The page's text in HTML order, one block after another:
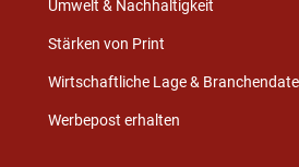
Umwelt & Nachhaltigkeit
Stärken von Print
Wirtschaftliche Lage &
Werbepost erhalten